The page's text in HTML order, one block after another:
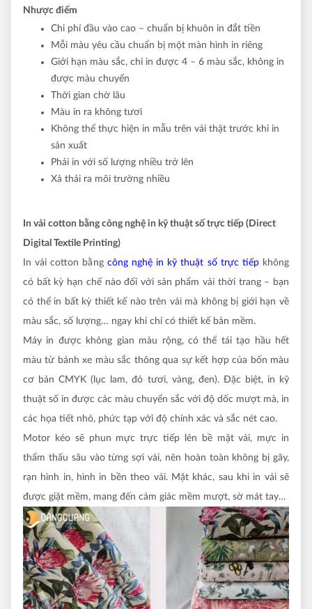
Nhược điểm
Chi phí đầu vào cao – chuẩn bị khuôn in đắt tiền
Mỗi màu yêu cầu chuẩn bị một màn hình in riêng
Giới hạn màu sắc, chỉ in được 4 – 6 màu sắc, không in
được màu chuyển
Thời gian chờ lâu
Màu in ra không tươi
Không thể thực hiện in mẫu trên vải thật trước khi in
sản xuất
Phải in với số lượng nhiều trở lên
Xả thải ra môi trường nhiều
In vải cotton bằng công nghệ in kỹ thuật số trực tiếp (Direct
Digital Textile Printing)
In vải cotton bằng công nghệ in kỹ thuật số trực tiếpkhông
có bất kỳ hạn chế nào đối với sản phẩm vải thời trang – bạn
có thể in bất kỳ thiết kế nào trên vải mà không bị giới hạn về
màu sắc, số lượng… ngay khi chỉ có thiết kế bản mềm.
Máy in được không gian màu rộng, có thể tái tạo hầu hết
màu từ bánh xe màu sắc thông qua sự kết hợp của bốn màu
cơ bản CMYK (lục lam, đỏ tươi, vàng, đen). Đặc biệt, in kỹ
thuật số in được các màu chuyển sắc với độ dốc mượt mà, in
các họa tiết nhỏ, phức tạp với độ chính xác và sắc nét cao.
Motor kéo sẽ phun mực trực tiếp lên bề mặt vải, mực in
thẩm thấu sâu vào từng sợi vải, nên hoàn toàn không bị gãy,
rạn hình in, hình in bền theo vải. Mặt khác, sau khi in vải sẽ
được giặt mềm, mang đến cảm giác mềm mượt, sờ mát tay…